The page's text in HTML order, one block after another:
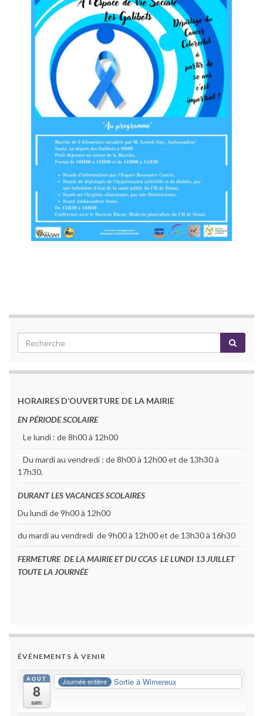
HORAIRES D’OUVERTURE DE LA MAIRIE
EN PÉRIODE SCOLAIRE
Le lundi : de 8h00 à 12h00
Du mardi au vendredi : de 8h00 à 12h00 et de 13h30 à
17h30.
DURANT LES VACANCES SCOLAIRES
Du lundi de 9h00 à 12h00
du mardi au vendredi de 9h00 à 12h00 et de 13h30 à 16h30
FERMETURE DE LA MAIRIE ET DU CCAS LE LUNDI 13 JUILLET
TOUTE LA JOURNÉE
ÉVÉNEMENTS À VENIR
AOÛT
8
sam
Journée entière Sortie à Wimereux